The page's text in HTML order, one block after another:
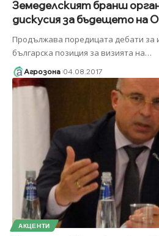
Земеделският бранш
дискусия за бъдещето на
Продължава поредицата дебати за
българска позиция за визията на…
Агрозона 04.08.2017
АКЦЕНТИ